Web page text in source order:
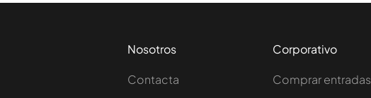
Nosotros
Contacta
Corporativo
Comprar entradas